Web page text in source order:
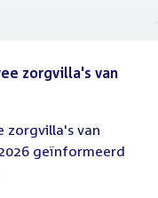
zorgvilla's van
zorgvilla's van
geïnformeerd